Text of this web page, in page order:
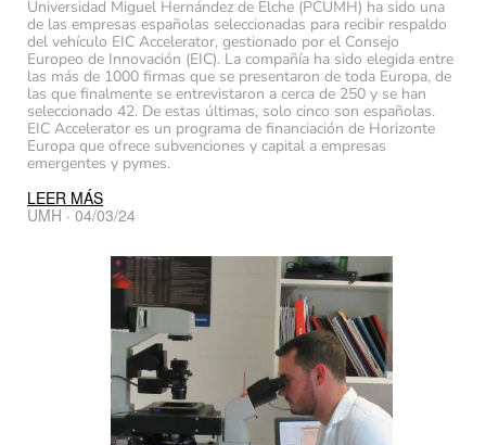
Universidad Miguel Hernández de Elche (PCUMH) ha sido una
de las empresas españolas seleccionadas para recibir respaldo
del vehículo EIC Accelerator, gestionado por el Consejo
Europeo de Innovación (EIC). La compañía ha sido elegida entre
las más de 1000 firmas que se presentaron de toda Europa, de
las que finalmente se entrevistaron a cerca de 250 y se han
seleccionado 42. De estas últimas, solo cinco son españolas.
EIC Accelerator es un programa de financiación de Horizonte
Europa que ofrece subvenciones y capital a empresas
emergentes y pymes.
LEER MÁS
UMH · 04/03/24